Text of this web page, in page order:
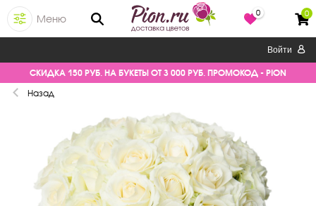
Меню
0 0
Войти
СКИДКА 150 РУБ. НА БУКЕТЫ ОТ 3 000 РУБ. ПРОМОКОД - PION
Назад